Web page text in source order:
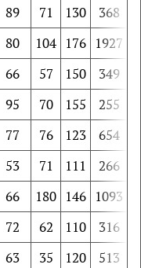
89 71 130 368
80 104 176 1927
66 57 150 349
95 70 155 255
77 76 123 654
53 71 111 266
66 180 146 1093
72 62 110 316
63 35 120 513